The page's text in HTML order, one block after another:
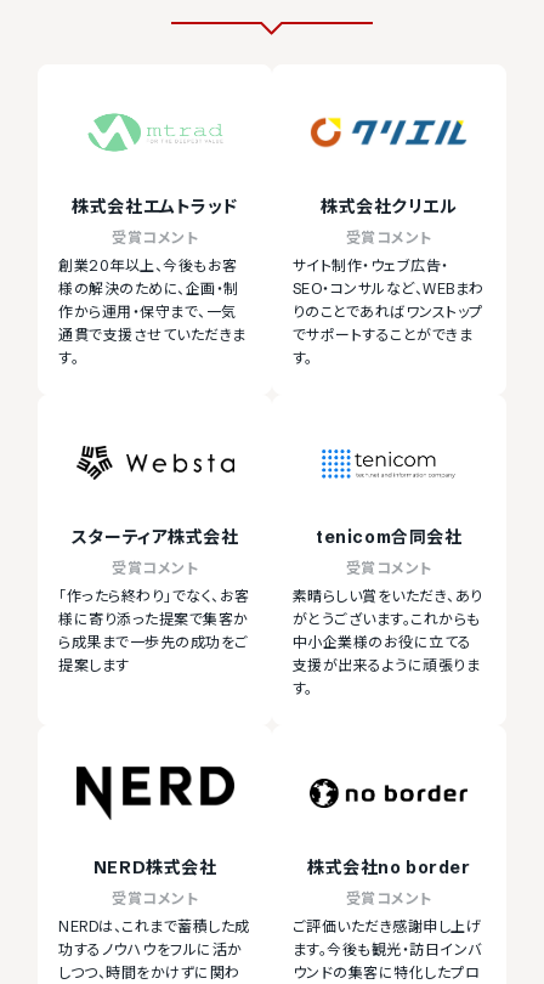
株式会社エムトラッド
受賞コメント
創業20年以上、今後もお客
様の解決のために、企画・制
作から運用・保守まで、一気
通貫で支援させていただきま
す。
株式会社クリエル
受賞コメント
サイト制作・ウェブ広告・
SEO・コンサルなど、WEBまわ
りのことであればワンストップ
でサポートすることができま
す。
スターティア株式会社
受賞コメント
「作ったら終わり」でなく、お客
様に寄り添った提案で集客か
ら成果まで一歩先の成功をご
提案します
tenicom合同会社
受賞コメント
素晴らしい賞をいただき、あり
がとうございます。これからも
中小企業様のお役に立てる
支援が出来るように頑張りま
す。
NERD株式会社
受賞コメント
NERDは、これまで蓄積した成
功するノウハウをフルに活か
しつつ、時間をかけずに関わ
株式会社no border
受賞コメント
ご評価いただき感謝申し上げ
ます。今後も観光・訪日インバ
ウンドの集客に特化したプロ